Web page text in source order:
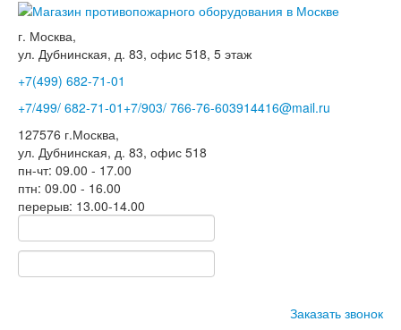
г. Москва,
ул. Дубнинская, д. 83, офис 518, 5 этаж
+7(499) 682-71-01
+7/499/ 682-71-01 +7/903/ 766-76-603914416@mail.ru
127576 г.Москва,
ул. Дубнинская, д. 83, офис 518
пн-чт: 09.00 - 17.00
птн: 09.00 - 16.00
перерыв: 13.00-14.00
Заказать звонок